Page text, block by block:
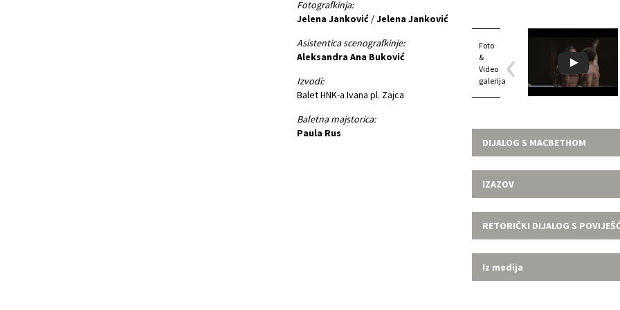
Fotografkinja:
Jelena Janković/Jelena Janković
Asistentica scenografkinje:
Aleksandra Ana Buković
Izvodi:
Balet HNK-a Ivana pl. Zajca
Baletna majstorica:
Paula Rus
Foto
&
Video
galerija
DIJALOG S MACBETHOM
IZAZOV
RETORIČKI DIJALOG S
Iz medija